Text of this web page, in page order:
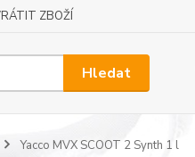
ZBOŽÍ
Hledat
Yacco MVX SCOOT 2 Synth 1 l